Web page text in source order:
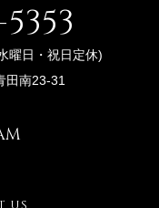
曜日・祝日定休)
田南23-31